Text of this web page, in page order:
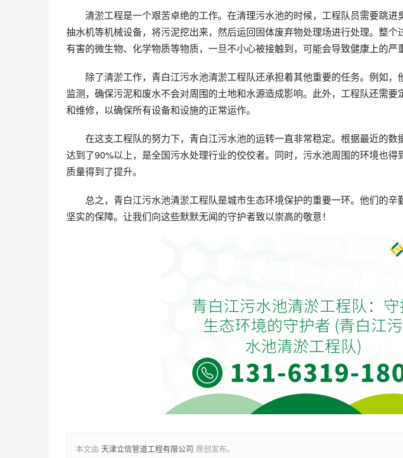
清淤工程是一个艰苦卓绝的工作。在清理污水池的时候，工程队员需要跳进
抽水机等机械设备，将污泥挖出来，然后运回固体废弃物处理场进行处理。整个
有害的微生物、化学物质等物质，一旦不小心被接触到，可能会导致健康上的严
除了清淤工作，青白江污水池清淤工程队还承担着其他重要的任务。例如
监测，确保污泥和废水不会对周围的土地和水源造成影响。此外，工程队还需
和维修，以确保所有设备和设施的正常运作。
在这支工程队的努力下，青白江污水池的运转一直非常稳定。根据最近的
达到了90%以上，是全国污水处理行业的佼佼者。同时，污水池周围的环境也
质量得到了提升。
总之，青白江污水池清淤工程队是城市生态环境保护的重要一环。他们的辛
坚实的保障。让我们向这些默默无闻的守护者致以崇高的敬意！
本文由 天津立信管道工程有限公司 原创发布。